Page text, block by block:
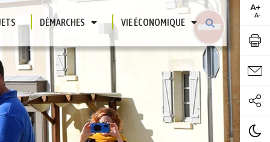
DÉMARCHES VIE ÉCONOMIQUE